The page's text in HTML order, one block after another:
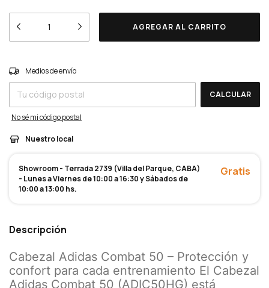
Entregas para el CP:
Medios de envío
CALCULAR
No sé mi código postal
Nuestro local
Showroom - Terrada 2739 (Villa del Parque, CABA)
- Lunes a Viernes de 10:00 a 16:30 y Sábados de
10:00 a 13:00 hs.
Gratis
Descripción
Cabezal Adidas Combat 50 – Protección y
confort para cada entrenamiento El Cabezal
Adidas Combat 50 (ADIC50HG) está